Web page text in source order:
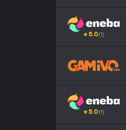
★5.0(1)
★5.0(1)